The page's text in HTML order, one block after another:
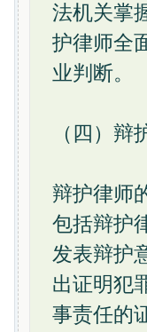
法机关掌
护律师全
业判断。
（四）辩
辩护律师
包括辩护
发表辩护
出证明犯
事责任的